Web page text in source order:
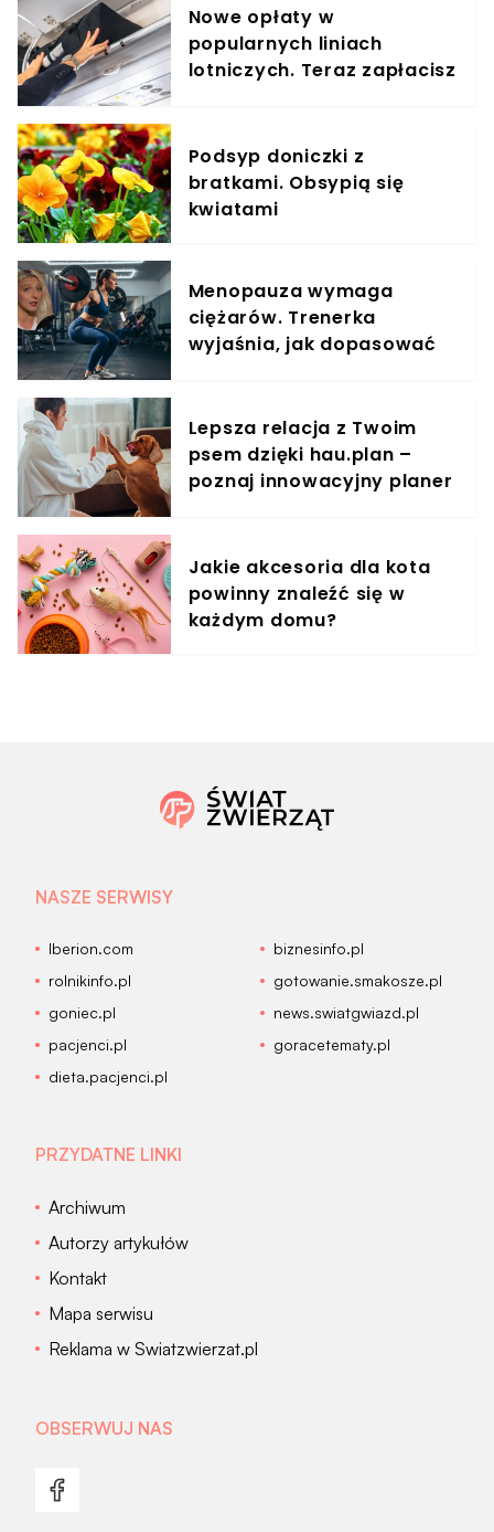
Nowe opłaty w
popularnych liniach
lotniczych. Teraz zapłacisz
Podsyp doniczki z
bratkami. Obsypią się
kwiatami
Menopauza wymaga
ciężarów. Trenerka
wyjaśnia, jak dopasować
Lepsza relacja z Twoim
psem dzięki hau.plan –
poznaj innowacyjny planer
Jakie akcesoria dla kota
powinny znaleźć się w
każdym domu?
NASZE SERWISY
Iberion.com
biznesinfo.pl
rolnikinfo.pl
gotowanie.smakosze.pl
goniec.pl
news.swiatgwiazd.pl
pacjenci.pl
goracetematy.pl
dieta.pacjenci.pl
PRZYDATNE LINKI
Archiwum
Autorzy artykułów
Kontakt
Mapa serwisu
Reklama w Swiatzwierzat.pl
OBSERWUJ NAS